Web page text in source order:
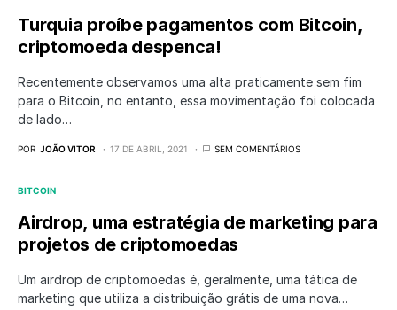
Turquia proíbe pagamentos com Bitcoin,
criptomoeda despenca!
Recentemente observamos uma alta praticamente sem fim
para o Bitcoin, no entanto, essa movimentação foi colocada
de lado…
POR JOÃO VITOR 17 DE ABRIL, 2021 SEM COMENTÁRIOS
BITCOIN
Airdrop, uma estratégia de marketing para
projetos de criptomoedas
Um airdrop de criptomoedas é, geralmente, uma tática de
marketing que utiliza a distribuição grátis de uma nova…